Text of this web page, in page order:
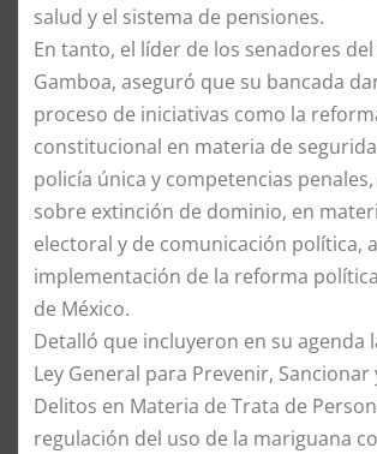
salud y el sistema de pensiones.
En tanto, el líder de los senadores del
Gamboa, aseguró que su bancada
proceso de iniciativas como la
constitucional en materia de
policía única y competencias
sobre extinción de dominio, en
electoral y de comunicación política,
implementación de la reforma
de México.
Detalló que incluyeron en su agenda
Ley General para Prevenir,
Delitos en Materia de Trata de
regulación del uso de la mariguana